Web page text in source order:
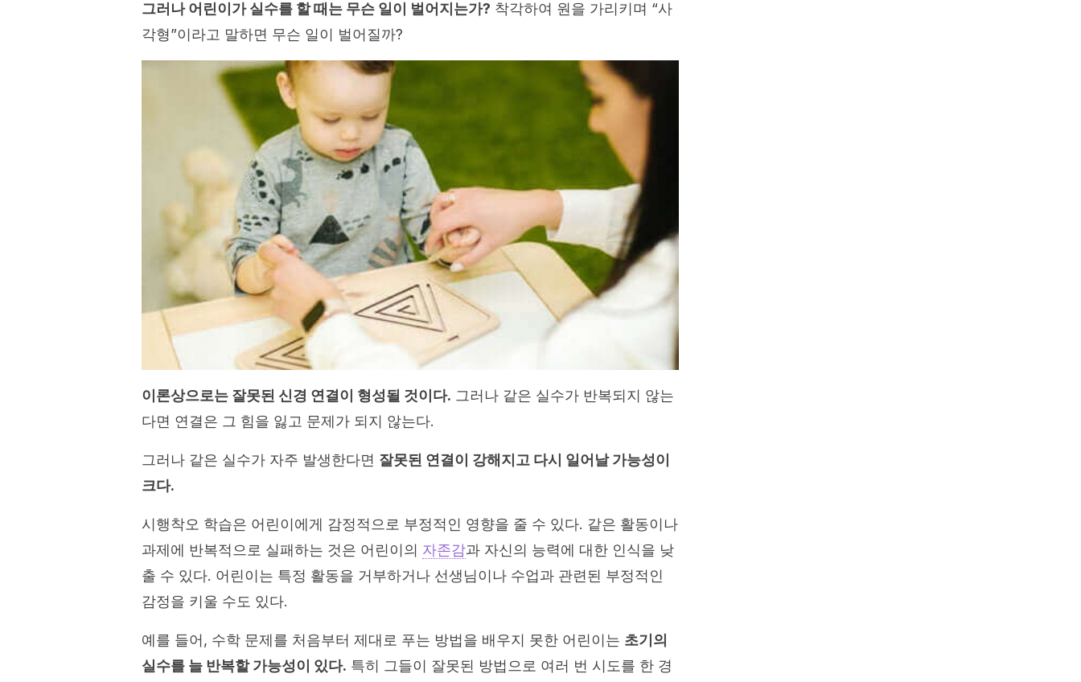
그러나 어린이가 실수를 할 때는 무슨 일이 벌어지는가? 착각하여 원을 가리키며 “사
각형”이라고 말하면 무슨 일이 벌어질까?
이론상으로는 잘못된 신경 연결이 형성될 것이다. 그러나 같은 실수가 반복되지 않는
다면 연결은 그 힘을 잃고 문제가 되지 않는다.
그러나 같은 실수가 자주 발생한다면 잘못된 연결이 강해지고 다시 일어날 가능성이
크다.
시행착오 학습은 어린이에게 감정적으로 부정적인 영향을 줄 수 있다. 같은 활동이나
과제에 반복적으로 실패하는 것은 어린이의 자존감과 자신의 능력에 대한 인식을 낮
출 수 있다. 어린이는 특정 활동을 거부하거나 선생님이나 수업과 관련된 부정적인
감정을 키울 수도 있다.
예를 들어, 수학 문제를 처음부터 제대로 푸는 방법을 배우지 못한 어린이는 초기의
실수를 늘 반복할 가능성이 있다. 특히 그들이 잘못된 방법으로 여러 번 시도를 한 경